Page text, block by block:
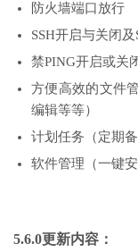
防火墙端口放行
SSH开启与关闭
禁PING开启或关
方便高效的文件
编辑等等）
计划任务（定期
软件管理（一键
5.6.0更新内容：